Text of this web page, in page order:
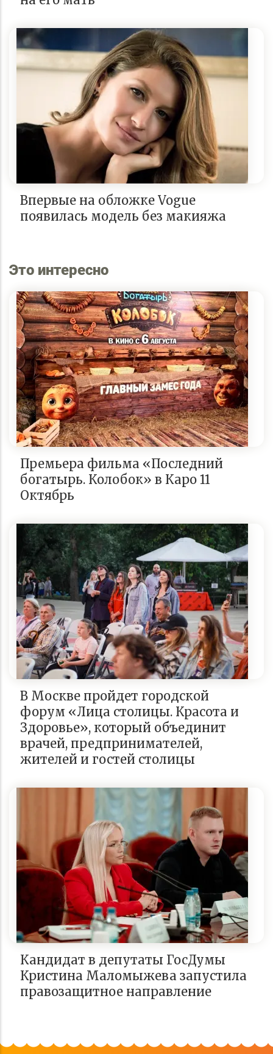
Впервые на обложке Vogue
появилась модель без макияжа
Это интересно
Премьера фильма «Последний
богатырь. Колобок» в Каро 11
Октябрь
В Москве пройдет городской
форум «Лица столицы. Красота и
Здоровье», который объединит
врачей, предпринимателей,
жителей и гостей столицы
Кандидат в депутаты ГосДумы
Кристина Маломыжева запустила
правозащитное направление